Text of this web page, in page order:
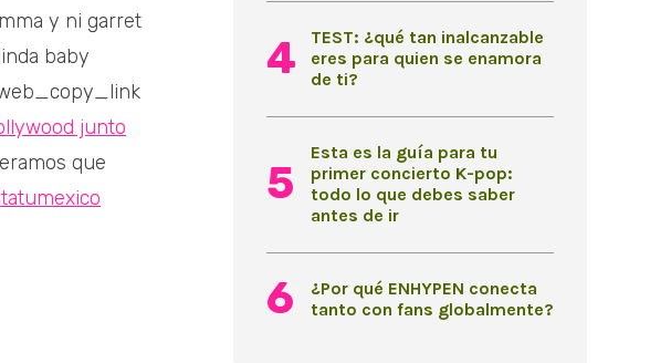
y ni garret
baby
junto
que
TEST: ¿qué tan inalcanzable
eres para quien se enamora
de ti?
Esta es la guía para tu
primer concierto K-pop:
todo lo que debes saber
antes de ir
¿Por qué ENHYPEN conecta
tanto con fans globalmente?